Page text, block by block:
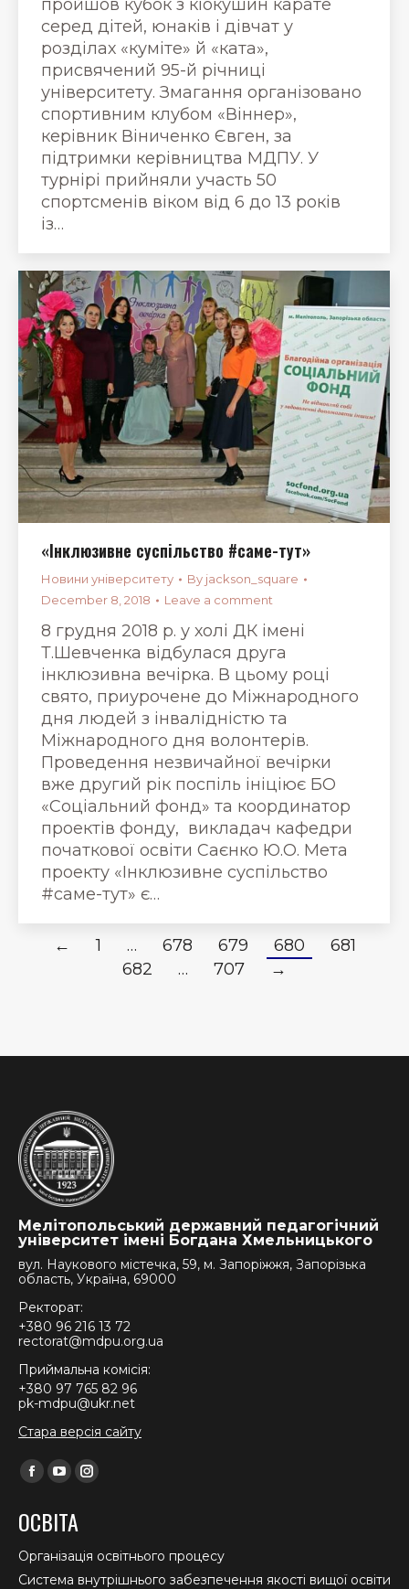
пройшов кубок з кіокушин карате
серед дітей, юнаків і дівчат у
розділах «куміте» й «ката»,
присвячений 95-й річниці
університету. Змагання організовано
спортивним клубом «Віннер»,
керівник Віниченко Євген, за
підтримки керівництва МДПУ. У
турнірі прийняли участь 50
спортсменів віком від 6 до 13 років
із…
«Інклюзивне суспільство #саме-тут»
Новини університету By jackson_square
December 8, 2018
Leave a comment
8 грудня 2018 р. у холі ДК імені
Т.Шевченка відбулася друга
інклюзивна вечірка. В цьому році
свято, приурочене до Міжнародного
дня людей з інвалідністю та
Міжнародного дня волонтерів.
Проведення незвичайної вечірки
вже другий рік поспіль ініціює БО
«Соціальний фонд» та координатор
проектів фонду, викладач кафедри
початкової освіти Саєнко Ю.О. Мета
проекту «Інклюзивне суспільство
#саме-тут» є…
← 1 … 678 679 680
681
682
… 707 →
Мелітопольський державний педагогічний
університет імені Богдана Хмельницького
вул. Наукового містечка, 59, м. Запоріжжя, Запорізька
область, Україна, 69000
Ректорат:
+380 96 216 13 72
rectorat@mdpu.org.ua
Приймальна комісія:
+380 97 765 82 96
pk-mdpu@ukr.net
Стара версія сайту
Find us on:
Facebook
opens
in
new
YouTube
opens
in
new
Instagram
in
new
ОСВІТА
Організація освітнього процесу
Система внутрішнього забезпечення якості вищої освіти